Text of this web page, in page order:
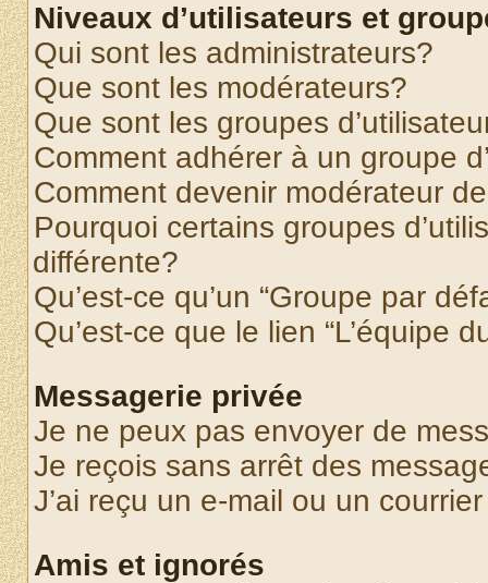
Niveaux d’utilisateurs et
Qui sont les administrateurs?
Que sont les modérateurs?
Que sont les groupes
Comment adhérer à un groupe
Comment devenir modérateur
Pourquoi certains groupes
différente?
Qu’est-ce qu’un “Groupe par
Qu’est-ce que le lien “L’équipe
Messagerie privée
Je ne peux pas envoyer de
Je reçois sans arrêt des
J’ai reçu un e-mail ou un
Amis et ignorés